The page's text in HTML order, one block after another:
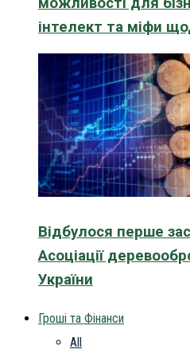
інтелект та міфи
Відбулося перше
Асоціації
України
Гроші та Фінанси
All